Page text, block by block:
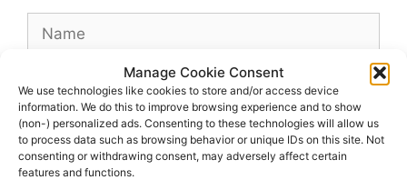
Manage Cookie Consent
We use technologies like cookies to store and/or access device
information. We do this to improve browsing experience and to show
(non-) personalized ads. Consenting to these technologies will allow us
to process data such as browsing behavior or unique IDs on this site. Not
consenting or withdrawing consent, may adversely affect certain
features and functions.
Name
Website